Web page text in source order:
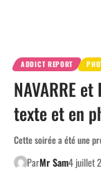
ADDICT REPORT
NAVARRE
texte et en
Cette soirée a été une
ParMr Sam4 juillet